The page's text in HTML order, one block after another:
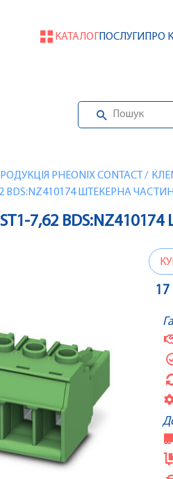
КАТАЛОГПОСЛУГИ ПРО
PHEONIX CONTACT /
BDS:NZ410174 ШТЕКЕРНА
ST1-7,62
17